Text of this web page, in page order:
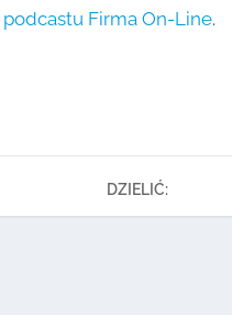
podcastu Firma On-Line.
DZIELIĆ: